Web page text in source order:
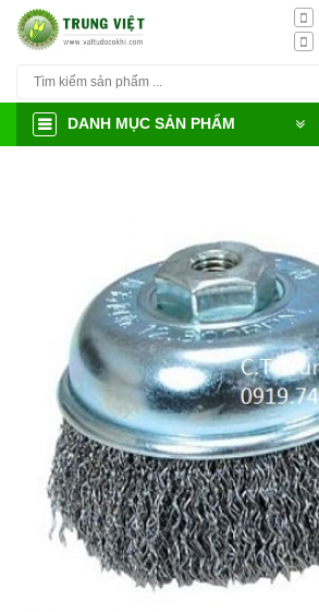
DANH MỤC SẢN PHẨM